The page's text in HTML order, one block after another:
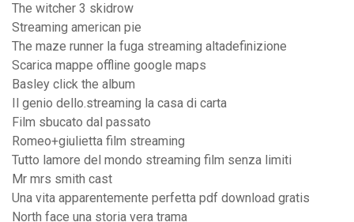
The witcher 3 skidrow
Streaming american pie
The maze runner la fuga streaming altadefinizione
Scarica mappe offline google maps
Basley click the album
Il genio dello.streaming la casa di carta
Film sbucato dal passato
Romeo+giulietta film streaming
Tutto lamore del mondo streaming film senza limiti
Mr mrs smith cast
Una vita apparentemente perfetta pdf download gratis
North face una storia vera trama